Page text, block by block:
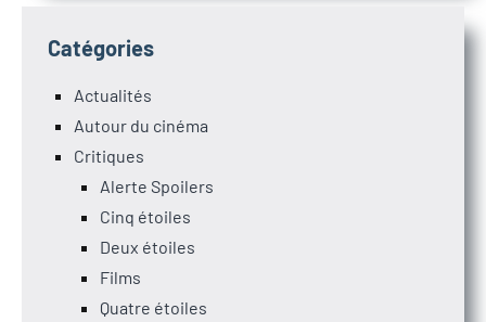
Catégories
Actualités
Autour du cinéma
Critiques
Alerte Spoilers
Cinq étoiles
Deux étoiles
Films
Quatre étoiles